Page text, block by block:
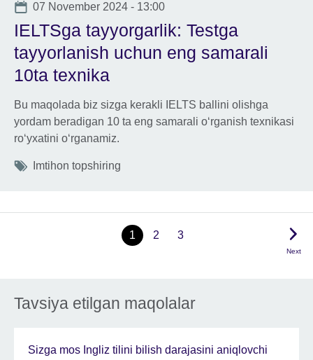
Date
07 November 2024 - 13:00
IELTSga tayyorgarlik: Testga
tayyorlanish uchun eng samarali
10ta texnika
Bu maqolada biz sizga kerakli IELTS ballini olishga
yordam beradigan 10 ta eng samarali oʻrganish texnikasi
roʻyxatini oʻrganamiz.
Tags
Imtihon topshiring
1 2 3
Next
Tavsiya etilgan maqolalar
Sizga mos Ingliz tilini bilish darajasini aniqlovchi